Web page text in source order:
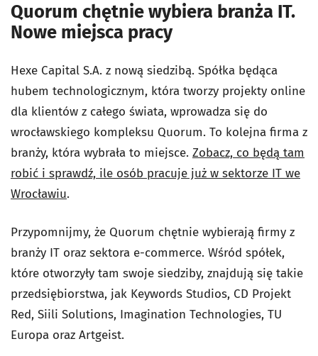
Quorum chętnie wybiera branża IT.
Nowe miejsca pracy
Hexe Capital S.A. z nową siedzibą. Spółka będąca
hubem technologicznym, która tworzy projekty online
dla klientów z całego świata, wprowadza się do
wrocławskiego kompleksu Quorum. To kolejna firma z
branży, która wybrała to miejsce. Zobacz, co będą tam
robić i sprawdź, ile osób pracuje już w sektorze IT we
Wrocławiu.
Przypomnijmy, że Quorum chętnie wybierają firmy z
branży IT oraz sektora e-commerce. Wśród spółek,
które otworzyły tam swoje siedziby, znajdują się takie
przedsiębiorstwa, jak Keywords Studios, CD Projekt
Red, Siili Solutions, Imagination Technologies, TU
Europa oraz Artgeist.